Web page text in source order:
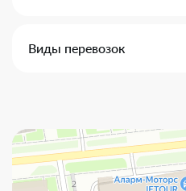
Виды перевозок